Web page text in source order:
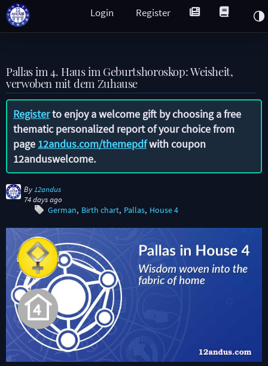
Register
Login
Pallas im 4. Haus im Geburtshoroskop: Weisheit,
verwoben mit dem Zuhause
Registerto enjoy a welcome gift by choosing a free
thematic personalized report of your choice from
page 12andus.com/themepdfwith coupon
12anduswelcome.
By 12andus
74 days ago
German Birth chart Pallas House 4